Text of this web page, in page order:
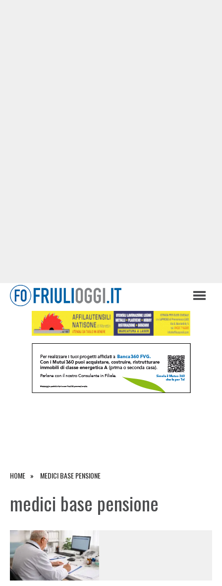
HOME MEDICI BASE PENSIONE
medici base pensione